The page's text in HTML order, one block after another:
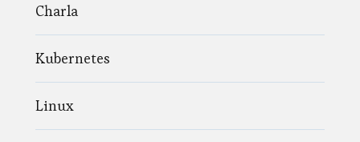
Charla
Kubernetes
Linux